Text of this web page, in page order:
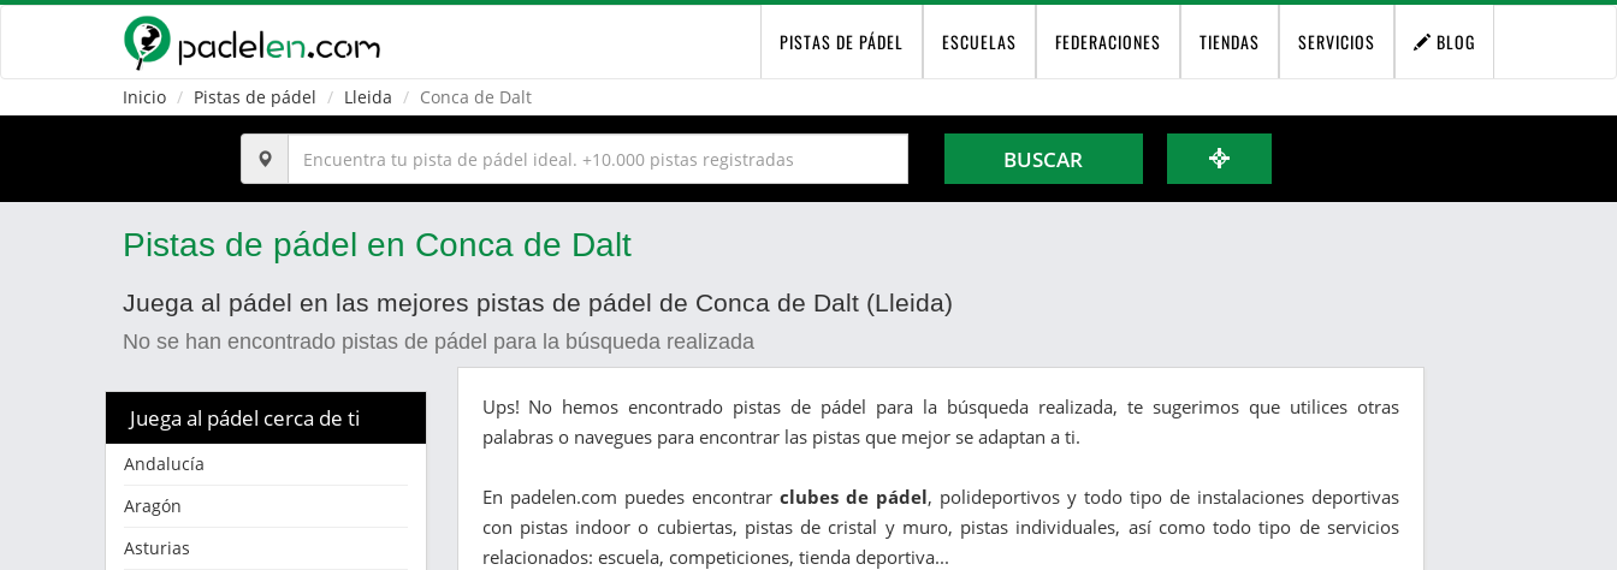
PISTAS DE PÁDEL ESCUELAS FEDERACIONES TIENDAS SERVICIOS BLOG
Inicio Pistas de pádel Lleida Conca de Dalt
BUSCAR
Pistas de pádel en Conca de Dalt
Juega al pádel en las mejores pistas de pádel de Conca de Dalt (Lleida)
No se han encontrado pistas de pádel para la búsqueda realizada
Juega al pádel cerca de ti
Andalucía
Aragón
Asturias
Ups! No hemos encontrado pistas de pádel para la búsqueda realizada, te sugerimos que utilices otras
palabras o navegues para encontrar las pistas que mejor se adaptan a ti.
En padelen.com puedes encontrar clubes de pádel, polideportivos y todo tipo de instalaciones deportivas
con pistas indoor o cubiertas, pistas de cristal y muro, pistas individuales, así como todo tipo de servicios
relacionados: escuela, competiciones, tienda deportiva...